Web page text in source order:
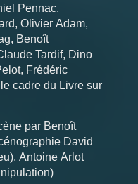
Pennac,
Olivier Adam,
Benoît
Tardif, Dino
Frédéric
cadre du Livre sur
par Benoît
David
Antoine Arlot